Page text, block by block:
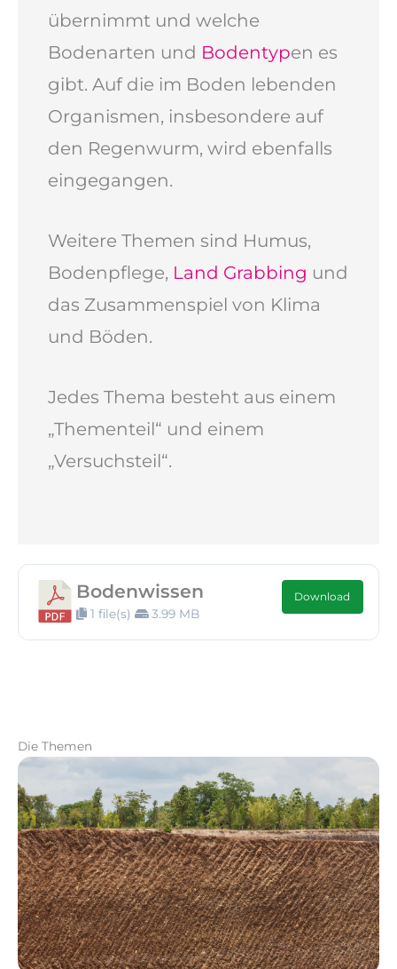
übernimmt und welche
Bodenarten und Bodentypen es
gibt. Auf die im Boden lebenden
Organismen, insbesondere auf
den Regenwurm, wird ebenfalls
eingegangen.
Weitere Themen sind Humus,
Bodenpflege, Land Grabbing und
das Zusammenspiel von Klima
und Böden.
Jedes Thema besteht aus einem
„Thementeil“ und einem
„Versuchsteil“.
Bodenwissen
1 file(s) 3.99 MB
Download
Die Themen